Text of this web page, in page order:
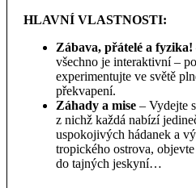
HLAVNÍ VLASTNOSTI:
Zábava, přátelé a fyzika!
všechno je interaktivní –
experimentujte ve světě
překvapení.
Záhady a mise – Vydejte
z nichž každá nabízí
uspokojivých hádanek a
tropického ostrova,
do tajných jeskyní…